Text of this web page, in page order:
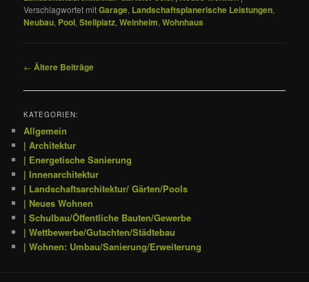
Verschlagwortet mitGarage, Landschaftsplanerische Leistungen,
Neubau, Pool,Stellplatz,Weinheim,Wohnhaus
Beitragsnavigation
← Ältere Beiträge
KATEGORIEN:
Allgemein
| Architektur
| Energetische Sanierung
| Innenarchitektur
| Landschaftsarchitektur/ Gärten/Pools
| Neues Wohnen
| Schulbau/Öffentliche Bauten/Gewerbe
| Wettbewerbe/Gutachten/Städtebau
| Wohnen: Umbau/Sanierung/Erweiterung